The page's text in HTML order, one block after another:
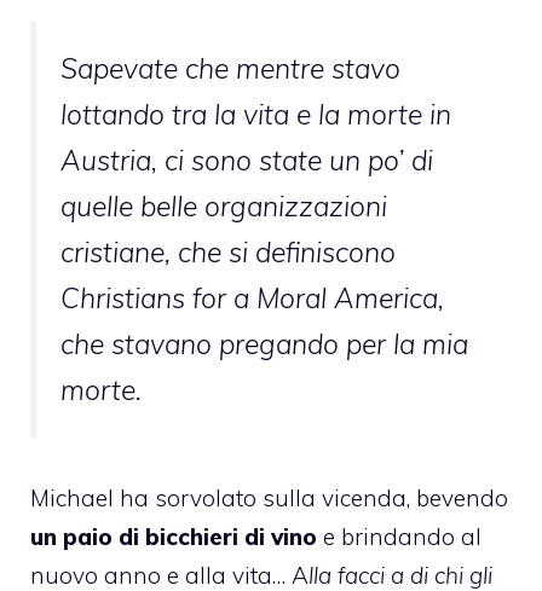
Sapevate che mentre stavo
lottando tra la vita e la morte in
Austria, ci sono state un po’ di
quelle belle organizzazioni
cristiane, che si definiscono
Christians for a Moral America,
che stavano pregando per la mia
morte.
Michael ha sorvolato sulla vicenda, bevendo
un paio di bicchieri di vino e brindando al
nuovo anno e alla vita… Alla facci a di chi gli